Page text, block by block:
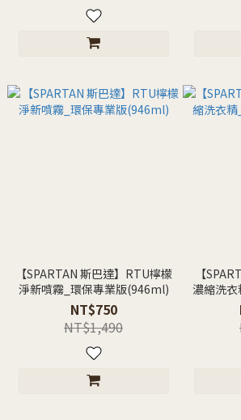
【SPARTAN 斯巴達】RTU檸檬
淨新噴霧_環保專業版(946ml)
NT$750
NT$1,490
【
濃縮洗